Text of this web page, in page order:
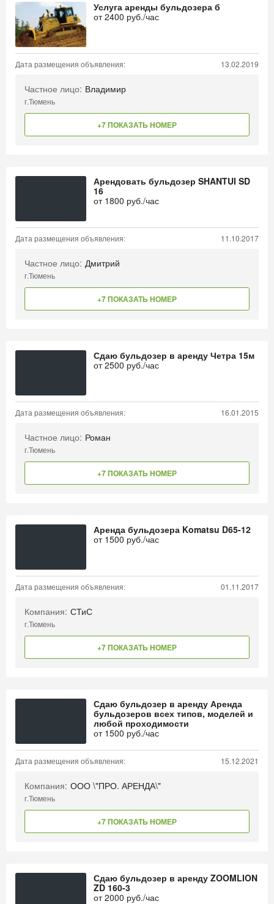
Услуга аренды бульдозера б
от2400 руб./час
Дата размещения объявления: 13.02.2019
Частное лицо: Владимир
г.Тюмень
+7 ПОКАЗАТЬ НОМЕР
Арендовать бульдозер SHANTUI SD
16
от 1800 руб./час
Дата размещения объявления: 11.10.2017
Частное лицо: Дмитрий
г.Тюмень
+7 ПОКАЗАТЬ НОМЕР
Сдаю бульдозер в аренду Четра 15м
от2500 руб./час
Дата размещения объявления: 16.01.2015
Частное лицо: Роман
г.Тюмень
+7 ПОКАЗАТЬ НОМЕР
Аренда бульдозера Komatsu D65-12
от 1500 руб./час
Дата размещения объявления: 01.11.2017
Компания: СТиС
г.Тюмень
+7 ПОКАЗАТЬ НОМЕР
Сдаю бульдозер в аренду Аренда
бульдозеров всех типов, моделей и
любой проходимости
от 1500 руб./час
Дата размещения объявления: 15.12.2021
Компания: ООО \"ПРО. АРЕНДА\"
г.Тюмень
+7 ПОКАЗАТЬ НОМЕР
Сдаю бульдозер в аренду ZOOMLION
ZD 160-3
от2000 руб./час